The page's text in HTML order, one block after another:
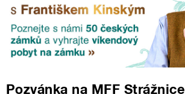
Pozvánka na MFF Strážnice